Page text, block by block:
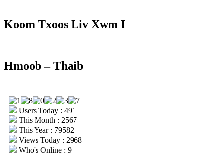
Koom Txoos Liv Xwm I
Hmoob – Thaib
Users Today : 491
This Month : 2567
This Year : 79582
Views Today : 2968
Who's Online : 9